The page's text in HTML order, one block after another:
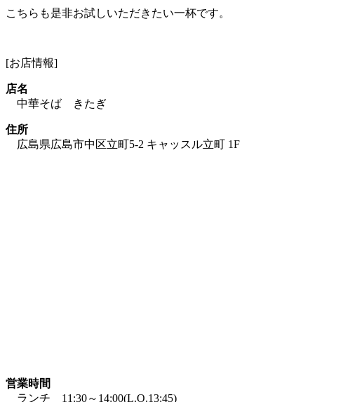
こちらも是非お試しいただきたい一杯です。
[お店情報]
店名
中華そば きたぎ
住所
広島県広島市中区立町5-2 キャッスル立町 1F
営業時間
ランチ 11:30～14:00(L.O.13:45)